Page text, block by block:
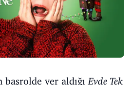
yer aldığı Evde Tek